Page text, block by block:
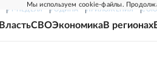
Мы используем cookie-файлы.
РГ-НЕДЕЛЯ РОДИНА ПРИЛОЖЕНИЯ
ВластьСВОЭкономикаВ регионах